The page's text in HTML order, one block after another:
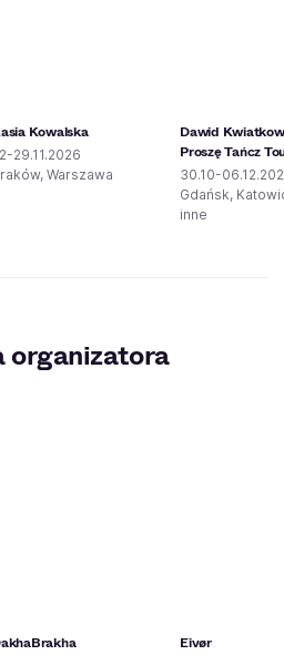
Kowalska
29.11.2026
Warszawa
Dawid
Proszę Tańcz
30.10-
Gdańsk,
inne
organizatora
Eivør